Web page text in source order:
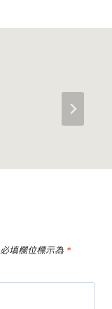
必填欄位標示為 *